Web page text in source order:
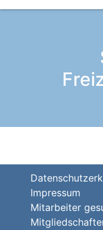
Impressum
Mitarbeiter